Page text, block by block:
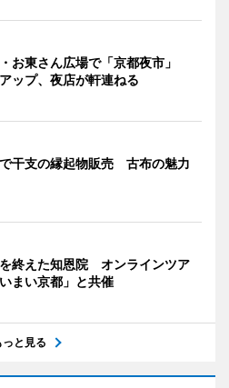
お東さん広場で「京都夜市」
ップ、夜店が軒連ねる
干支の縁起物販売 古布の魅力
終えた知恩院 オンラインツア
まい京都」と共催
っと見る